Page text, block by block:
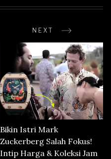
NEXT
Bikin Istri Mark
Zuckerberg Salah Fokus!
Intip Harga & Koleksi Jam